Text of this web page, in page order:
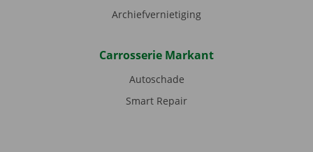
Archiefvernietiging
Carrosserie Markant
Autoschade
Smart Repair